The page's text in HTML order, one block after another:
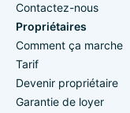
Contactez-nous
Propriétaires
Comment ça marche
Tarif
Devenir propriétaire
Garantie de loyer